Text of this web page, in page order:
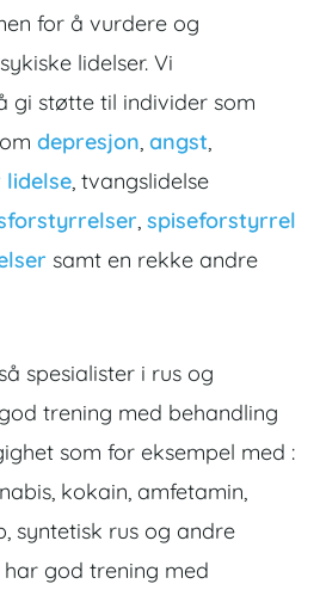
for å vurdere og
lidelser. Vi
gi støtte til individer som
depresjon, angst,
, tvangslidelse
, spiseforstyrrel
samt en rekke andre
spesialister i rus og
trening med behandling
som for eksempel med :
kokain, amfetamin,
syntetisk rus og andre
god trening med